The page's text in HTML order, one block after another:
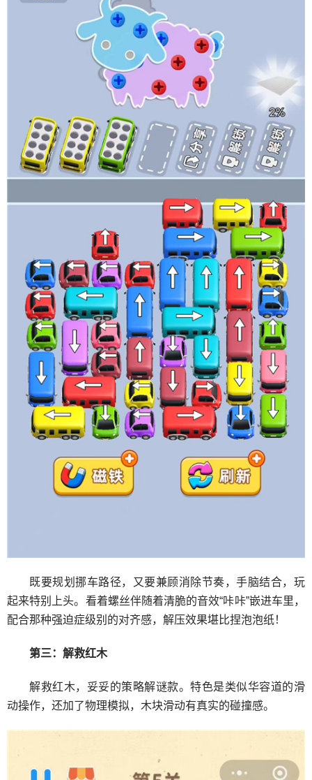
既要规划挪车路径，又要兼顾消除节奏，手脑结合，玩
起来特别上头。看着螺丝伴随着清脆的音效“咔咔”嵌进车里，
配合那种强迫症级别的对齐感，解压效果堪比捏泡泡纸！
第三：解救红木
解救红木，妥妥的策略解谜款。特色是类似华容道的滑
动操作，还加了物理模拟，木块滑动有真实的碰撞感。